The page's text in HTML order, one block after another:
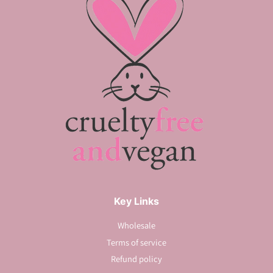
Key Links
Wholesale
Terms of service
Refund policy